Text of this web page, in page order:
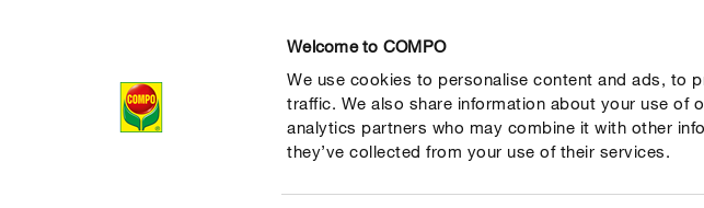
Welcome to COMPO
We use cookies to personalise content and ads, to
traffic. We also share information about your use of
analytics partners who may combine it with other
they’ve collected from your use of their services.
Producten Advies Thema's Tot